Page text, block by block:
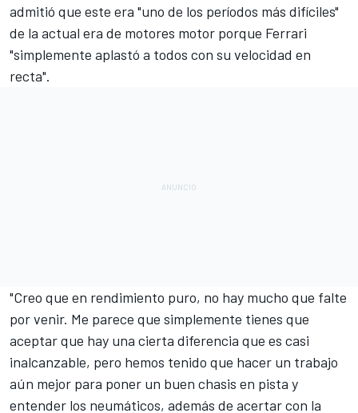
admitió que este era "uno de los períodos más difíciles"
de la actual era de motores motor porque Ferrari
"simplemente aplastó a todos con su velocidad en
recta".
"Creo que en rendimiento puro, no hay mucho que falte
por venir. Me parece que simplemente tienes que
aceptar que hay una cierta diferencia que es casi
inalcanzable, pero hemos tenido que hacer un trabajo
aún mejor para poner un buen chasis en pista y
entender los neumáticos, además de acertar con la